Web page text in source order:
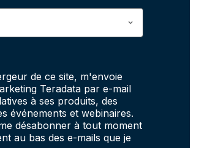
de ce site, m'envoie
Teradata par e-mail
à ses produits, des
événements et webinaires.
désabonner à tout moment
au bas des e-mails que je